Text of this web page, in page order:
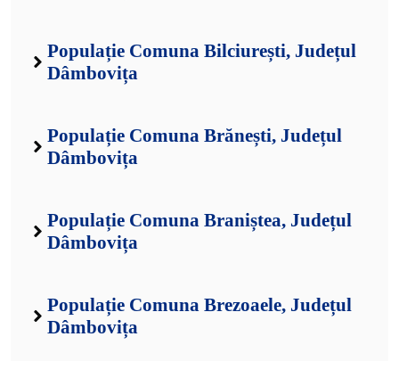
Populație Comuna Bilciurești, Județul
Dâmbovița
Populație Comuna Brănești, Județul
Dâmbovița
Populație Comuna Braniștea, Județul
Dâmbovița
Populație Comuna Brezoaele, Județul
Dâmbovița